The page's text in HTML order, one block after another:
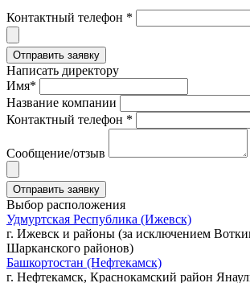
Контактный телефон *
Написать директору
Имя*
Название компании
Контактный телефон *
Сообщение/отзыв
Выбор расположения
Удмуртская Республика (Ижевск)
г. Ижевск и районы (за исключением
Шарканского районов)
Башкортостан (Нефтекамск)
г. Нефтекамск, Краснокамский район